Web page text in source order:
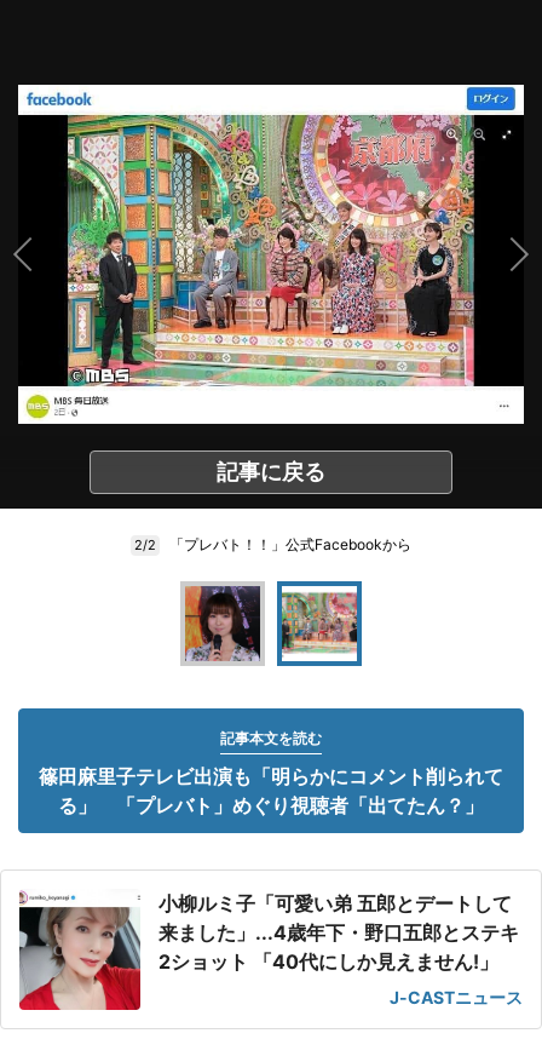
記事に戻る
2/2 「プレバト！！」公式Facebookから
記事本文を読む
篠田麻里子テレビ出演も「明らかにコメント削られて
る」 「プレバト」めぐり視聴者「出てたん？」
小柳ルミ子「可愛い弟 五郎とデートして
来ました」...4歳年下・野口五郎とステキ
2ショット 「40代にしか見えません!」
J-CASTニュース